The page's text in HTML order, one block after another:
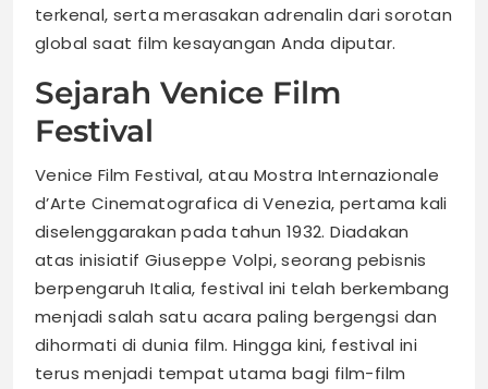
terkenal, serta merasakan adrenalin dari sorotan
global saat film kesayangan Anda diputar.
Sejarah Venice Film
Festival
Venice Film Festival, atau Mostra Internazionale
d’Arte Cinematografica di Venezia, pertama kali
diselenggarakan pada tahun 1932. Diadakan
atas inisiatif Giuseppe Volpi, seorang pebisnis
berpengaruh Italia, festival ini telah berkembang
menjadi salah satu acara paling bergengsi dan
dihormati di dunia film. Hingga kini, festival ini
terus menjadi tempat utama bagi film-film